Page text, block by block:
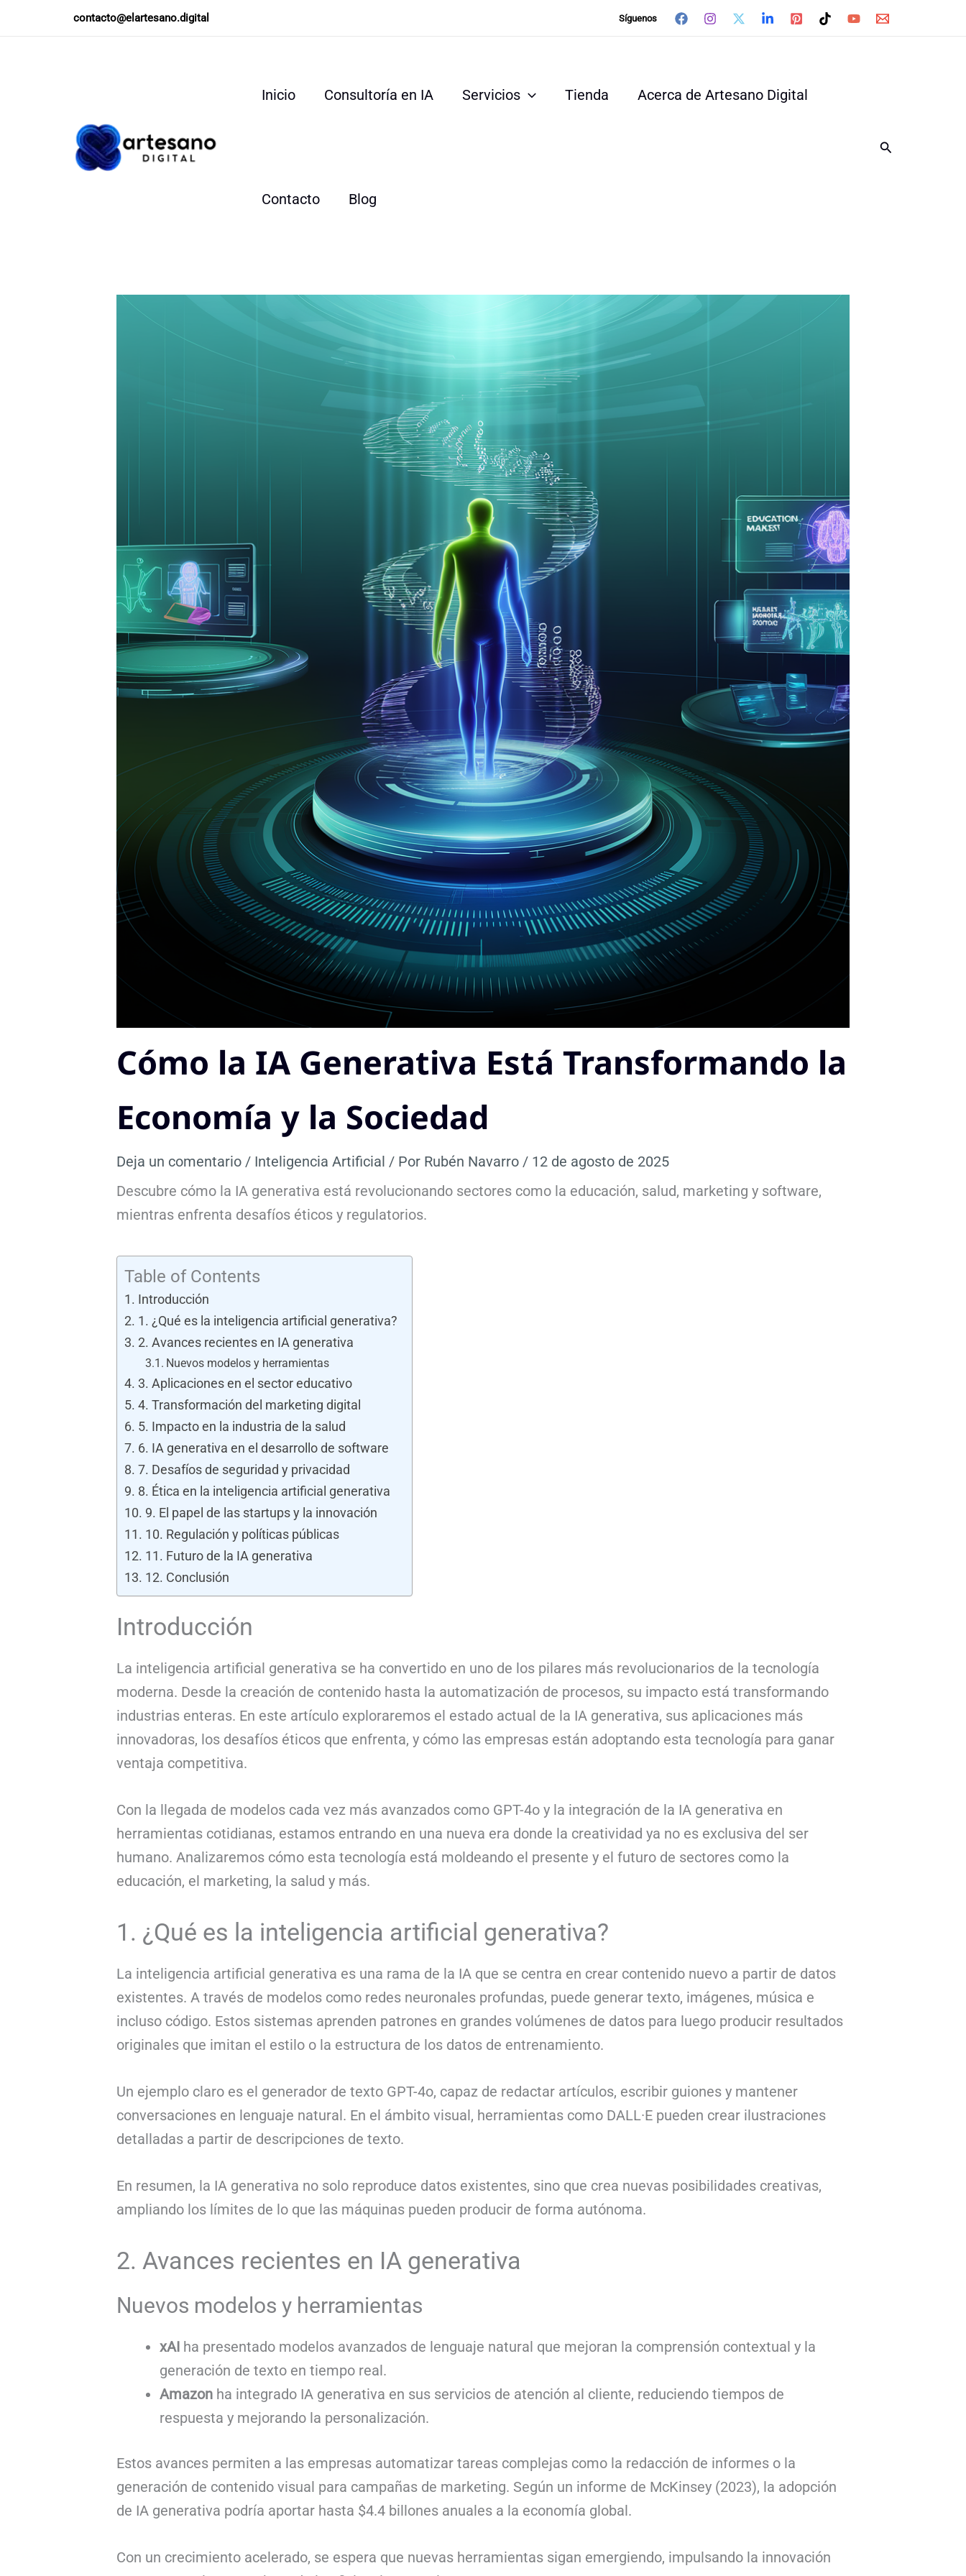
contacto@elartesano.digital Síguenos
Inicio Consultoría en IA Servicios Tienda Acerca de Artesano Digital
Contacto Blog
Buscar
Cómo la IA Generativa Está Transformando la
Economía y la Sociedad
Deja un comentario / Inteligencia Artificial / Por Rubén Navarro / 12 de agosto de 2025
Descubre cómo la IA generativa está revolucionando sectores como la educación, salud, marketing y software,
mientras enfrenta desafíos éticos y regulatorios.
Table of Contents
Introducción
1. ¿Qué es la inteligencia artificial generativa?
2. Avances recientes en IA generativa
Nuevos modelos y herramientas
3. Aplicaciones en el sector educativo
4. Transformación del marketing digital
5. Impacto en la industria de la salud
6. IA generativa en el desarrollo de software
7. Desafíos de seguridad y privacidad
8. Ética en la inteligencia artificial generativa
9. El papel de las startups y la innovación
10. Regulación y políticas públicas
11. Futuro de la IA generativa
12. Conclusión
Introducción
La inteligencia artificial generativa se ha convertido en uno de los pilares más revolucionarios de la tecnología
moderna. Desde la creación de contenido hasta la automatización de procesos, su impacto está transformando
industrias enteras. En este artículo exploraremos el estado actual de la IA generativa, sus aplicaciones más
innovadoras, los desafíos éticos que enfrenta, y cómo las empresas están adoptando esta tecnología para ganar
ventaja competitiva.
Con la llegada de modelos cada vez más avanzados como GPT-4o y la integración de la IA generativa en
herramientas cotidianas, estamos entrando en una nueva era donde la creatividad ya no es exclusiva del ser
humano. Analizaremos cómo esta tecnología está moldeando el presente y el futuro de sectores como la
educación, el marketing, la salud y más.
1. ¿Qué es la inteligencia artificial generativa?
La inteligencia artificial generativa es una rama de la IA que se centra en crear contenido nuevo a partir de datos
existentes. A través de modelos como redes neuronales profundas, puede generar texto, imágenes, música e
incluso código. Estos sistemas aprenden patrones en grandes volúmenes de datos para luego producir resultados
originales que imitan el estilo o la estructura de los datos de entrenamiento.
Un ejemplo claro es el generador de texto GPT-4o, capaz de redactar artículos, escribir guiones y mantener
conversaciones en lenguaje natural. En el ámbito visual, herramientas como DALL·E pueden crear ilustraciones
detalladas a partir de descripciones de texto.
En resumen, la IA generativa no solo reproduce datos existentes, sino que crea nuevas posibilidades creativas,
ampliando los límites de lo que las máquinas pueden producir de forma autónoma.
2. Avances recientes en IA generativa
Nuevos modelos y herramientas
xAI ha presentado modelos avanzados de lenguaje natural que mejoran la comprensión contextual y la
generación de texto en tiempo real.
Amazon ha integrado IA generativa en sus servicios de atención al cliente, reduciendo tiempos de
respuesta y mejorando la personalización.
Estos avances permiten a las empresas automatizar tareas complejas como la redacción de informes o la
generación de contenido visual para campañas de marketing. Según un informe de McKinsey (2023), la adopción
de IA generativa podría aportar hasta $4.4 billones anuales a la economía global.
Con un crecimiento acelerado, se espera que nuevas herramientas sigan emergiendo, impulsando la innovación